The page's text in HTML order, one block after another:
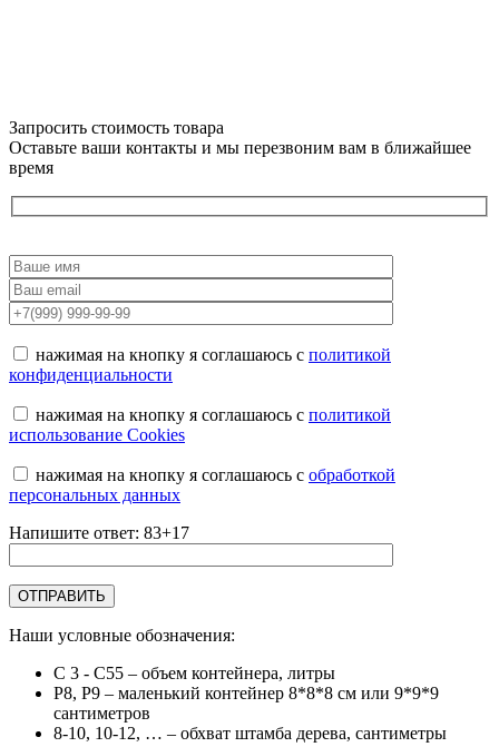
Запросить стоимость товара
Оставьте ваши контакты и мы перезвоним вам в ближайшее
время
нажимая на кнопку я соглашаюсь с политикой
конфиденциальности
нажимая на кнопку я соглашаюсь с политикой
использование Cookies
нажимая на кнопку я соглашаюсь с обработкой
персональных данных
Напишите ответ: 83+17
Наши условные обозначения:
C 3 - C55 – объем контейнера, литры
Р8, Р9 – маленький контейнер 8*8*8 см или 9*9*9
сантиметров
8-10, 10-12, … – обхват штамба дерева, сантиметры